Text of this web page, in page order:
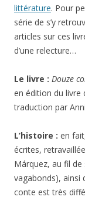
littérature. Pour
série de s’y
articles sur ces
d’une relecture…
Le livre : Douze
en édition du livre
traduction par
L’histoire : en
écrites,
Márquez, au fil de
vagabonds), ainsi
conte est très